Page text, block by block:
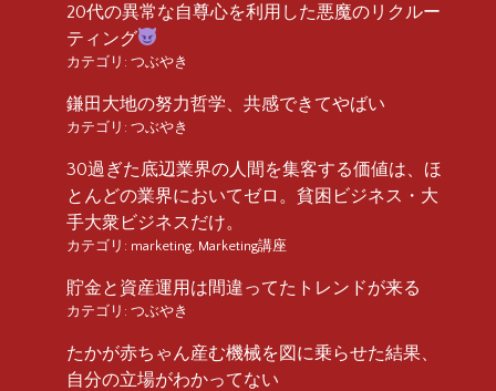
20代の異常な自尊心を利用した悪魔のリクルー
ティング
カテゴリ: つぶやき
鎌田大地の努力哲学、共感できてやばい
カテゴリ: つぶやき
30過ぎた底辺業界の人間を集客する価値は、ほ
とんどの業界においてゼロ。貧困ビジネス・大
手大衆ビジネスだけ。
カテゴリ: marketing Marketing講座
貯金と資産運用は間違ってたトレンドが来る
カテゴリ: つぶやき
たかが赤ちゃん産む機械を図に乗らせた結果、
自分の立場がわかってない